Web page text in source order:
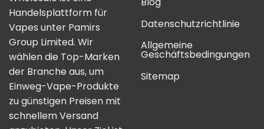
Handelsplattform für
Vapes unter Pamirs
Group Limited. Wir
wählen die Top-Marken
der Branche aus, um
Einweg-Vape-Produkte
zu günstigen Preisen mit
schnellem Versand
Datenschutzrichtlinie
Allgemeine
Geschäftsbedingungen
Sitemap